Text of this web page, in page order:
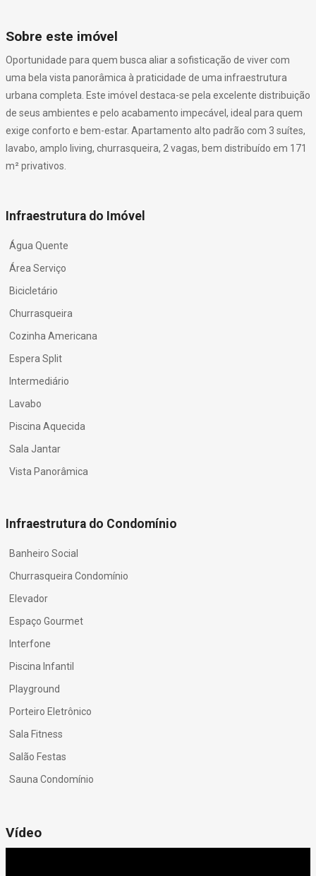
Sobre este imóvel
Oportunidade para quem busca aliar a sofisticação de viver com
uma bela vista panorâmica à praticidade de uma infraestrutura
urbana completa. Este imóvel destaca-se pela excelente distribuição
de seus ambientes e pelo acabamento impecável, ideal para quem
exige conforto e bem-estar. Apartamento alto padrão com 3 suítes,
lavabo, amplo living, churrasqueira, 2 vagas, bem distribuído em 171
m² privativos.
Infraestrutura do Imóvel
Água Quente
Área Serviço
Bicicletário
Churrasqueira
Cozinha Americana
Espera Split
Intermediário
Lavabo
Piscina Aquecida
Sala Jantar
Vista Panorâmica
Infraestrutura do Condomínio
Banheiro Social
Churrasqueira Condomínio
Elevador
Espaço Gourmet
Interfone
Piscina Infantil
Playground
Porteiro Eletrônico
Sala Fitness
Salão Festas
Sauna Condomínio
Vídeo